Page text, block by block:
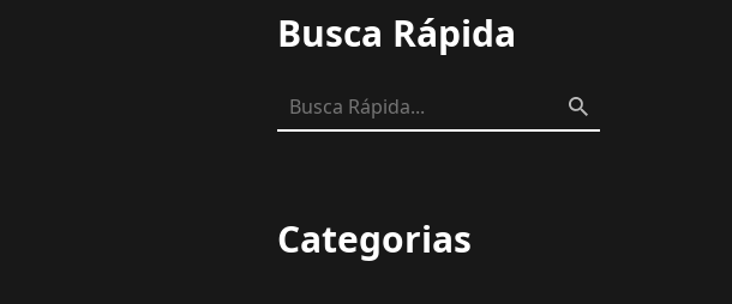
Busca Rápida
Categorias